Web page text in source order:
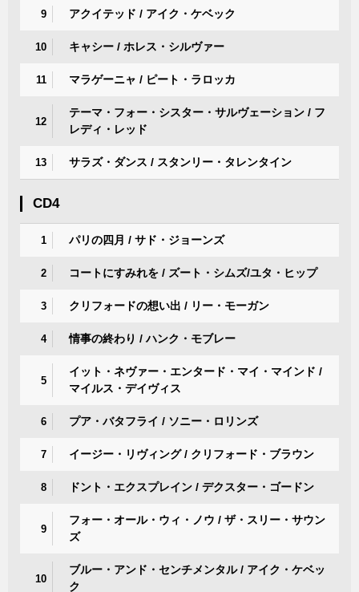
9 アクイテッド / アイク・ケベック
10 キャシー / ホレス・シルヴァー
11 マラゲーニャ / ピート・ラロッカ
12
テーマ・フォー・シスター・サルヴェーション / フ
レディ・レッド
13 サラズ・ダンス / スタンリー・タレンタイン
CD4
1 パリの四月 / サド・ジョーンズ
2 コートにすみれを / ズート・シムズ/ユタ・ヒップ
3 クリフォードの想い出 / リー・モーガン
4 情事の終わり / ハンク・モブレー
5
イット・ネヴァー・エンタード・マイ・マインド /
マイルス・デイヴィス
6 プア・バタフライ / ソニー・ロリンズ
7 イージー・リヴィング / クリフォード・ブラウン
8 ドント・エクスプレイン / デクスター・ゴードン
9
フォー・オール・ウィ・ノウ / ザ・スリー・サウン
ズ
10
ブルー・アンド・センチメンタル / アイク・ケベッ
ク